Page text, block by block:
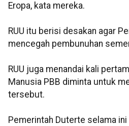
Eropa, kata mereka.
RUU itu berisi desakan agar
mencegah pembunuhan
RUU juga menandai kali
Manusia PBB diminta untuk
tersebut.
Pemerintah Duterte selama